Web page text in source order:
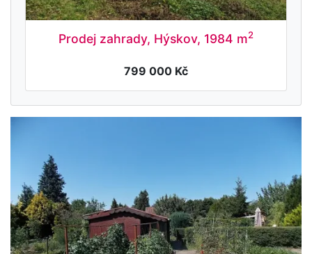
Prodej zahrady, Hýskov, 1984 m2
799 000 Kč